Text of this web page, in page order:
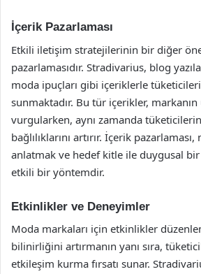
İçerik Pazarlaması
Etkili iletişim stratejilerinin bir diğer
pazarlamasıdır. Stradivarius, blog
moda ipuçları gibi içeriklerle
sunmaktadır. Bu tür içerikler, markanın
vurgularken, aynı zamanda
bağlılıklarını artırır. İçerik
anlatmak ve hedef kitle ile duygusal
etkili bir yöntemdir.
Etkinlikler ve Deneyimler
Moda markaları için etkinlikler
bilinirliğini artırmanın yanı sıra,
etkileşim kurma fırsatı sunar.